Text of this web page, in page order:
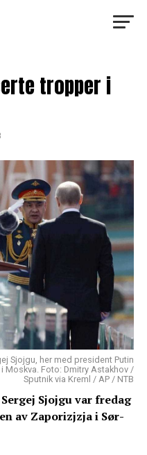
tropper i
Sjojgu, her med president Putin
Moskva. Foto: Dmitry Astakhov /
Sputnik via Kreml / AP / NTB
Sjojgu var fredag
av Zaporizjzja i Sør-